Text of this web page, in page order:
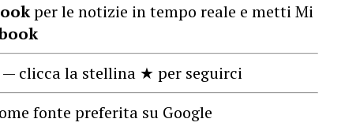
per le notizie in tempo reale e metti Mi
— clicca la stellina ★ per seguirci
fonte preferita su Google